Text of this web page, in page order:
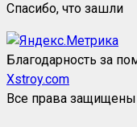
Спасибо, что зашли
Благодарность за
Xstroy.com
Все права